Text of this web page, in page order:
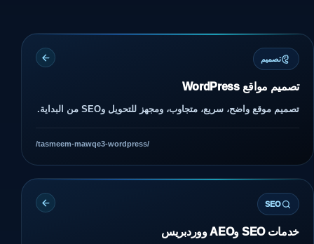
تصميم
تصميم مواقع WordPress
تصميم موقع واضح، سريع، متجاوب، ومجهز للتحويل وSEO من البداية.
/tasmeem-mawqe3-wordpress/
SEO
خدمات SEO وAEO ووردبريس